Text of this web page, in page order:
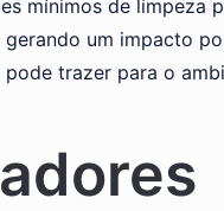
mínimos de limpeza
um impacto
trazer para o